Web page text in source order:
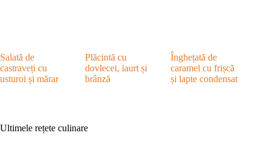
Salată de
castraveți cu
usturoi și mărar
Plăcintă cu
dovlecei, iaurt și
brânză
Înghețată de
caramel cu frișcă
și lapte condensat
Ultimele rețete culinare